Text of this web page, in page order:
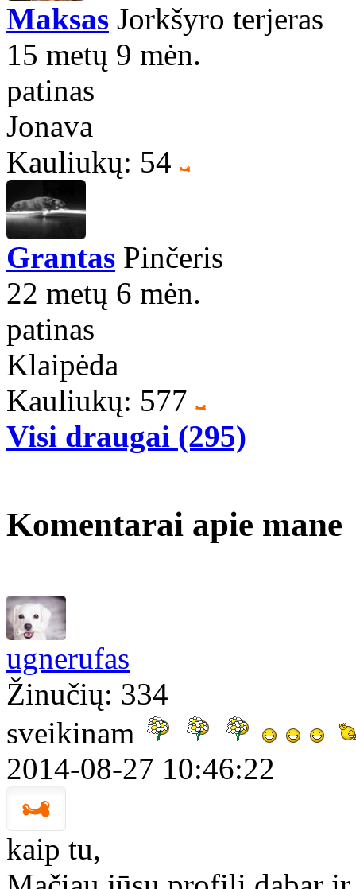
Maksas Jorkšyro terjeras
15 metų 9 mėn.
patinas
Jonava
Kauliukų: 54
Grantas Pinčeris
22 metų 6 mėn.
patinas
Klaipėda
Kauliukų: 577
Visi draugai (295)
Komentarai apie mane
ugnerufas
Žinučių: 334
sveikinam
2014-08-27 10:46:22
kaip tu,